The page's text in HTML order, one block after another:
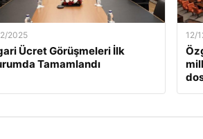
2025
Ücret Görüşmeleri İlk
Tamamlandı
12/